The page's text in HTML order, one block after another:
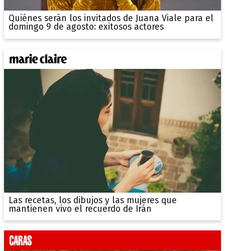
Quiénes serán los invitados de Juana Viale para el
domingo 9 de agosto: exitosos actores
Las recetas, los dibujos y las mujeres que
mantienen vivo el recuerdo de Irán